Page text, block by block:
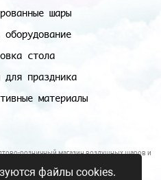
шары
стола
для праздника
материалы
розничный магазин воздушных шаров и
файлы cookies.